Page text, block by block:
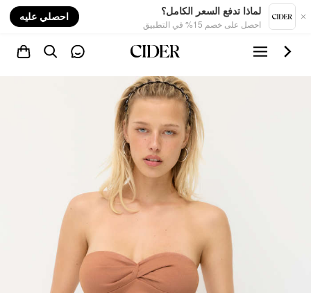
لماذا تدفع السعر الكامل؟
احصل على خصم 15% في التطبيق
احصلي عليه